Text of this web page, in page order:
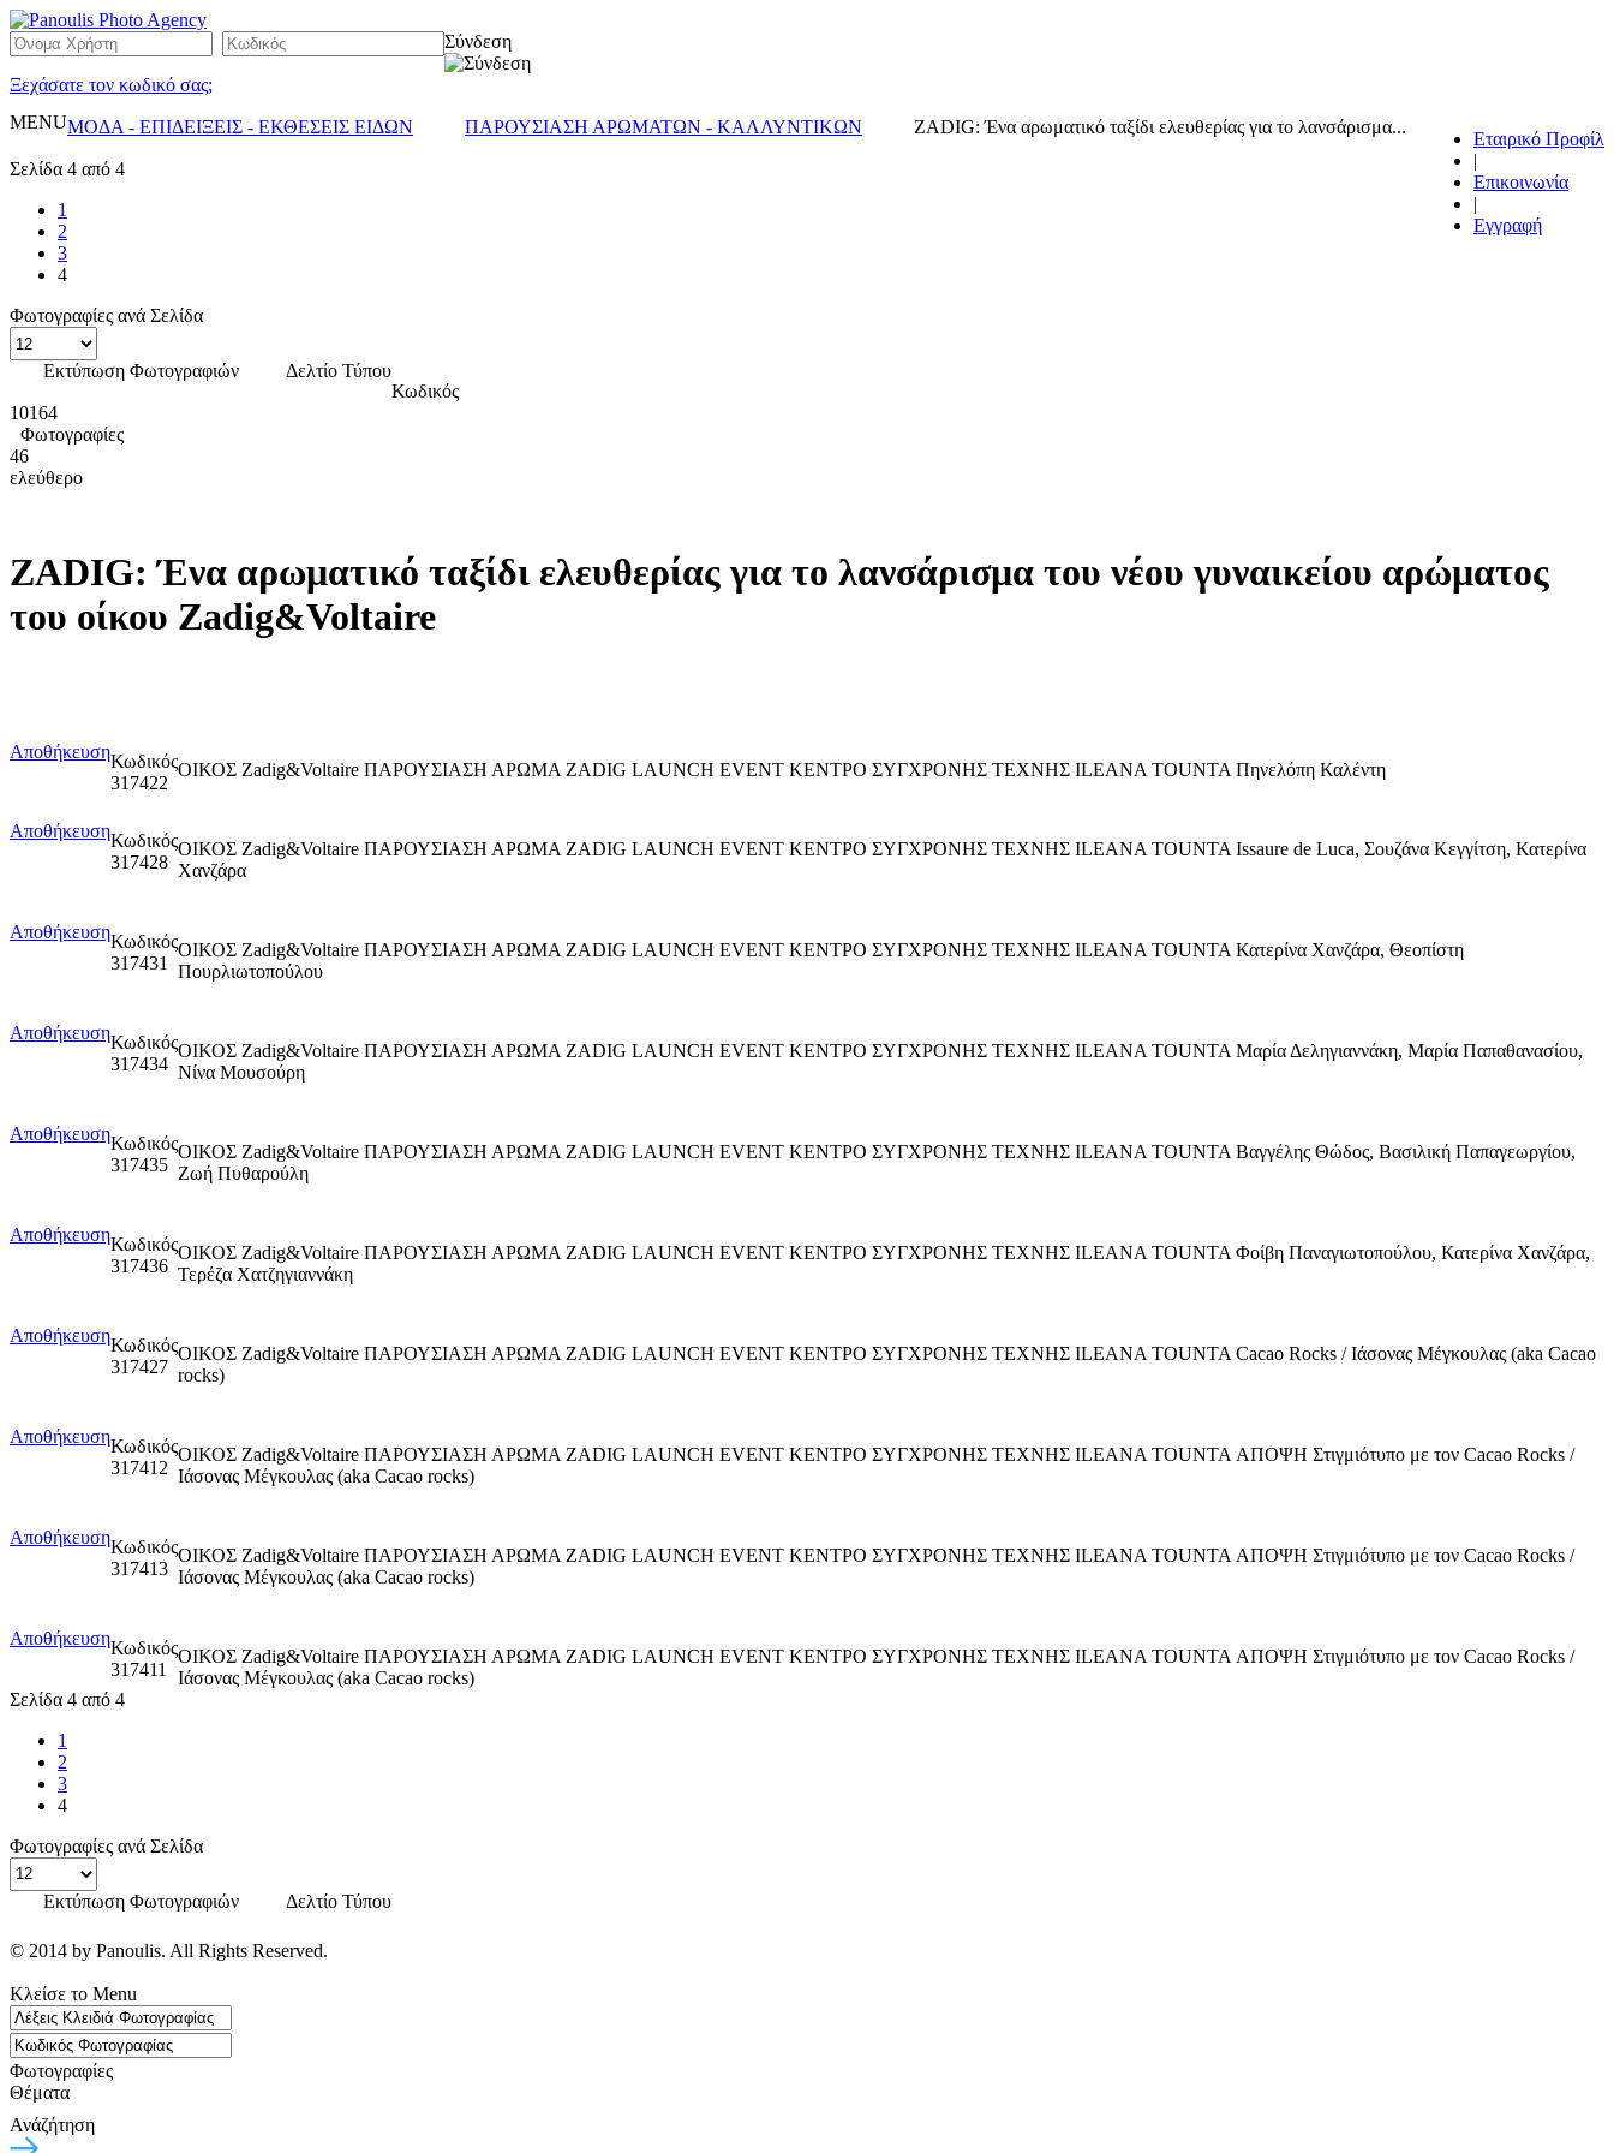
Σύνδεση
Ξεχάσατε τον κωδικό σας;
MENU
Εταιρικό Προφίλ
|
Επικοινωνία
|
Εγγραφή
ΜΟΔΑ - ΕΠΙΔΕΙΞΕΙΣ - ΕΚΘΕΣΕΙΣ ΕΙΔΩΝ ΠΑΡΟΥΣΙΑΣΗ ΑΡΩΜΑΤΩΝ - ΚΑΛΛΥΝΤΙΚΩΝ ZADIG: Ένα αρωματικό ταξίδι ελευθερίας για το λανσάρισμα...
Σελίδα 4 από 4
1
2
3
4
Φωτογραφίες ανά Σελίδα
Εκτύπωση Φωτογραφιών
Δελτίο Τύπου
Κωδικός
10164
Φωτογραφίες
46
ελεύθερο
ZADIG: Ένα αρωματικό ταξίδι ελευθερίας για το λανσάρισμα του νέου γυναικείου αρώματος
του οίκου Zadig&Voltaire
ΑποθήκευσηΚωδικός
317422
ΟΙΚΟΣ Zadig&Voltaire ΠΑΡΟΥΣΙΑΣΗ ΑΡΩΜΑ ZADIG LAUNCH EVENT ΚΕΝΤΡΟ ΣΥΓΧΡΟΝΗΣ ΤΕΧΝΗΣ ILEANA TOUNTA Πηνελόπη Καλέντη
ΑποθήκευσηΚωδικός
317428
ΟΙΚΟΣ Zadig&Voltaire ΠΑΡΟΥΣΙΑΣΗ ΑΡΩΜΑ ZADIG LAUNCH EVENT ΚΕΝΤΡΟ ΣΥΓΧΡΟΝΗΣ ΤΕΧΝΗΣ ILEANA TOUNTA Issaure de Luca, Σουζάνα Κεγγίτση, Κατερίνα
Χανζάρα
ΑποθήκευσηΚωδικός
317431
ΟΙΚΟΣ Zadig&Voltaire ΠΑΡΟΥΣΙΑΣΗ ΑΡΩΜΑ ZADIG LAUNCH EVENT ΚΕΝΤΡΟ ΣΥΓΧΡΟΝΗΣ ΤΕΧΝΗΣ ILEANA TOUNTA Κατερίνα Χανζάρα, Θεοπίστη
Πουρλιωτοπούλου
ΑποθήκευσηΚωδικός
317434
ΟΙΚΟΣ Zadig&Voltaire ΠΑΡΟΥΣΙΑΣΗ ΑΡΩΜΑ ZADIG LAUNCH EVENT ΚΕΝΤΡΟ ΣΥΓΧΡΟΝΗΣ ΤΕΧΝΗΣ ILEANA TOUNTA Μαρία Δεληγιαννάκη, Μαρία Παπαθανασίου,
Νίνα Μουσούρη
ΑποθήκευσηΚωδικός
317435
ΟΙΚΟΣ Zadig&Voltaire ΠΑΡΟΥΣΙΑΣΗ ΑΡΩΜΑ ZADIG LAUNCH EVENT ΚΕΝΤΡΟ ΣΥΓΧΡΟΝΗΣ ΤΕΧΝΗΣ ILEANA TOUNTA Βαγγέλης Θώδος, Βασιλική Παπαγεωργίου,
Ζωή Πυθαρούλη
ΑποθήκευσηΚωδικός
317436
ΟΙΚΟΣ Zadig&Voltaire ΠΑΡΟΥΣΙΑΣΗ ΑΡΩΜΑ ZADIG LAUNCH EVENT ΚΕΝΤΡΟ ΣΥΓΧΡΟΝΗΣ ΤΕΧΝΗΣ ILEANA TOUNTA Φοίβη Παναγιωτοπούλου, Κατερίνα Χανζάρα,
Τερέζα Χατζηγιαννάκη
ΑποθήκευσηΚωδικός
317427
ΟΙΚΟΣ Zadig&Voltaire ΠΑΡΟΥΣΙΑΣΗ ΑΡΩΜΑ ZADIG LAUNCH EVENT ΚΕΝΤΡΟ ΣΥΓΧΡΟΝΗΣ ΤΕΧΝΗΣ ILEANA TOUNTA Cacao Rocks / Ιάσονας Μέγκουλας (aka Cacao
rocks)
ΑποθήκευσηΚωδικός
317412
ΟΙΚΟΣ Zadig&Voltaire ΠΑΡΟΥΣΙΑΣΗ ΑΡΩΜΑ ZADIG LAUNCH EVENT ΚΕΝΤΡΟ ΣΥΓΧΡΟΝΗΣ ΤΕΧΝΗΣ ILEANA TOUNTA ΑΠΟΨΗ Στιγμιότυπο με τον Cacao Rocks /
Ιάσονας Μέγκουλας (aka Cacao rocks)
ΑποθήκευσηΚωδικός
317413
ΟΙΚΟΣ Zadig&Voltaire ΠΑΡΟΥΣΙΑΣΗ ΑΡΩΜΑ ZADIG LAUNCH EVENT ΚΕΝΤΡΟ ΣΥΓΧΡΟΝΗΣ ΤΕΧΝΗΣ ILEANA TOUNTA ΑΠΟΨΗ Στιγμιότυπο με τον Cacao Rocks /
Ιάσονας Μέγκουλας (aka Cacao rocks)
ΑποθήκευσηΚωδικός
317411
ΟΙΚΟΣ Zadig&Voltaire ΠΑΡΟΥΣΙΑΣΗ ΑΡΩΜΑ ZADIG LAUNCH EVENT ΚΕΝΤΡΟ ΣΥΓΧΡΟΝΗΣ ΤΕΧΝΗΣ ILEANA TOUNTA ΑΠΟΨΗ Στιγμιότυπο με τον Cacao Rocks /
Ιάσονας Μέγκουλας (aka Cacao rocks)
Σελίδα 4 από 4
1
2
3
4
Φωτογραφίες ανά Σελίδα
Εκτύπωση Φωτογραφιών Δελτίο Τύπου
© 2014 by Panoulis. All Rights Reserved.
Κλείσε το Menu
Φωτογραφίες
Θέματα
Ανάζήτηση